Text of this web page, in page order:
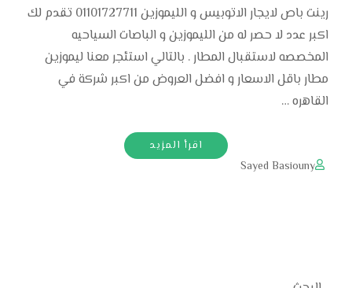
رينت باص لايجار الاتوبيس و الليموزين 01101727711 تقدم لك
اكبر عدد لا حصر له من الليموزين و الباصات السياحيه
المخصصه لاستقبال المطار . بالتالي استئجر معنا ليموزين
مطار باقل الاسعار و افضل العروض من اكبر شركة في
القاهره …
اقرأ المزيد
Sayed Basiouny